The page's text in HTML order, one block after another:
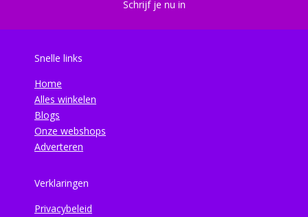
Schrijf je nu in
Snelle links
Home
Alles winkelen
Blogs
Onze webshops
Adverteren
Verklaringen
Privacybeleid